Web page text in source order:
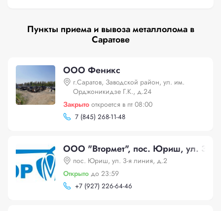
Пункты приема и вывоза металлолома в
Саратове
ООО Феникс
г.Саратов, Заводской район, ул. им.
Орджоникидзе Г.К., д.24
Закрыто откроется в пт 08:00
7 (845) 268-11-48
ООО "Втормет", пос. Юриш, ул. 3-я
пос. Юриш, ул. 3-я линия, д.2
Открыто до 23:59
+7 (927) 226-64-46